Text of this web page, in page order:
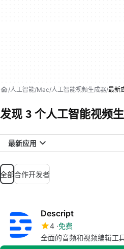
人工智能 Mac 人工智能视频生成器 最新
发现 3 个人工智能视频
最新应用
全部合作开发者
Descript
4 免费
全面的音频和视频编辑工